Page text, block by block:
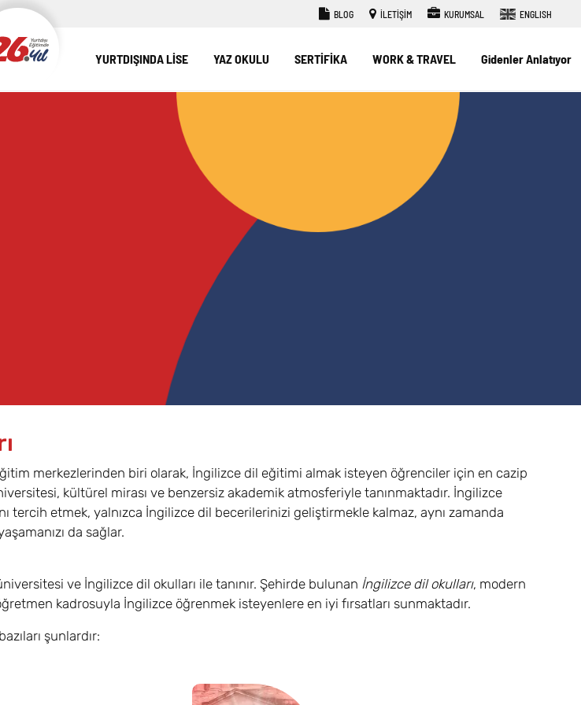
BLOG İLETİŞİM KURUMSAL ENGLISH
YURTDIŞINDA LİSE YAZ OKULU SERTİFİKA WORK & TRAVEL Gidenler Anlatıyor
merkezlerinden biri olarak, İngilizce dil eğitimi almak isteyen öğrenciler için en cazip
kültürel mirası ve benzersiz akademik atmosferiyle tanınmaktadır. İngilizce
tercih etmek, yalnızca İngilizce dil becerilerinizi geliştirmekle kalmaz, aynı zamanda
da sağlar.
ve İngilizce dil okulları ile tanınır. Şehirde bulunan İngilizce dil okulları, modern
kadrosuyla İngilizce öğrenmek isteyenlere en iyi fırsatları sunmaktadır.
şunlardır: